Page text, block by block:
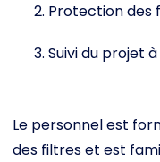
Protection des
Suivi du projet
Le personnel est
des filtres et est